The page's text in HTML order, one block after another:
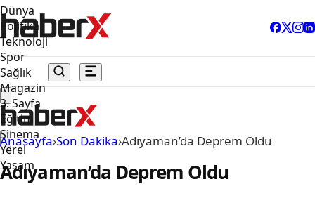
Dünya
Politika
Teknoloji
Spor
Sağlık
Magazin
3. Sayfa
Eğitim
Sinema
Yerel
Yaşam
Anasayfa›Son Dakika›Adıyaman’da Deprem Oldu
Adıyaman’da Deprem Oldu